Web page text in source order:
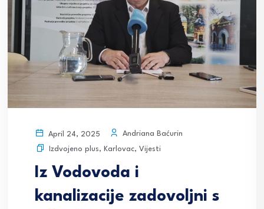
April 24, 2025
Andriana Baćurin
Izdvojeno plus, Karlovac, Vijesti
Iz Vodovoda i
kanalizacije zadovoljni s